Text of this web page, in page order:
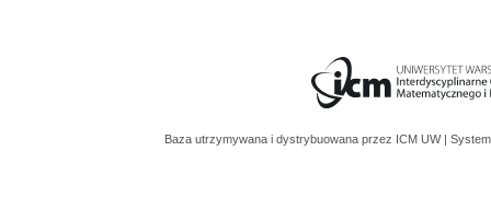
Baza utrzymywana i dystrybuowana przez ICM UW |